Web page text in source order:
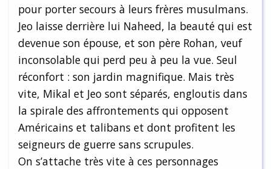
pour porter secours à leurs frères musulmans.
Jeo laisse derrière lui Naheed, la beauté qui est
devenue son épouse, et son père Rohan, veuf
inconsolable qui perd peu à peu la vue. Seul
réconfort : son jardin magnifique. Mais très
vite, Mikal et Jeo sont séparés, engloutis dans
la spirale des affrontements qui opposent
Américains et talibans et dont profitent les
seigneurs de guerre sans scrupules.
On s’attache très vite à ces personnages